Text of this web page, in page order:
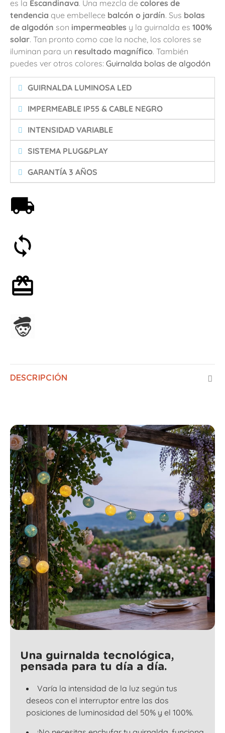
es la Escandinava. Una mezcla de colores de
tendencia que embellece balcón o jardín. Sus bolas
de algodón son impermeables y la guirnalda es 100%
solar. Tan pronto como cae la noche, los colores se
iluminan para un resultado magnífico. También
puedes ver otros colores: Guirnalda bolas de algodón
GUIRNALDA LUMINOSA LED
IMPERMEABLE IP55 & CABLE NEGRO
INTENSIDAD VARIABLE
SISTEMA PLUG&PLAY
GARANTÍA 3 AÑOS
DESCRIPCIÓN
Una guirnalda tecnológica,
pensada para tu día a día.
Varía la intensidad de la luz según tus
deseos con el interruptor entre las dos
posiciones de luminosidad del 50% y el 100%.